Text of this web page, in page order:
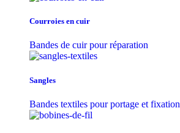
Courroies en cuir
Bandes de cuir pour réparation
Sangles
Bandes textiles pour portage et fixation